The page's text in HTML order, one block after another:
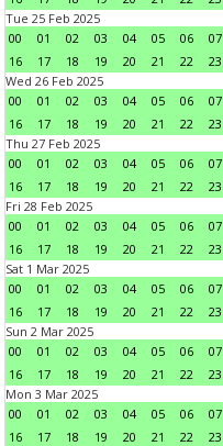
Tue 25 Feb 2025
00
01 02 03 04 05 06 07
16
17 18 19 20 21 22
23
Wed 26 Feb 2025
00
01 02 03 04 05 06 07
16
17 18 19 20 21 22
23
Thu 27 Feb 2025
00
01 02 03 04 05 06 07
16
17 18 19 20 21 22
23
Fri 28 Feb 2025
00
01 02 03 04 05 06 07
16
17 18 19 20 21 22
23
Sat 1 Mar 2025
00
01 02 03 04 05 06 07
16
17 18 19 20 21 22
23
Sun 2 Mar 2025
00
01 02 03 04 05 06 07
16
17 18 19 20 21 22
23
Mon 3 Mar 2025
00
01 02 03 04 05 06 07
16
17 18 19 20 21 22
23